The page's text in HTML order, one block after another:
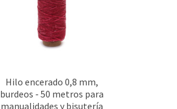
Hilo encerado 0,8 mm,
burdeos - 50 metros para
manualidades y bisutería